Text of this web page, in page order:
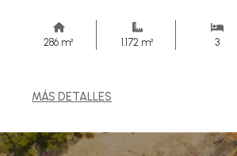
286 m² 1.172 m² 3
MÁS DETALLES